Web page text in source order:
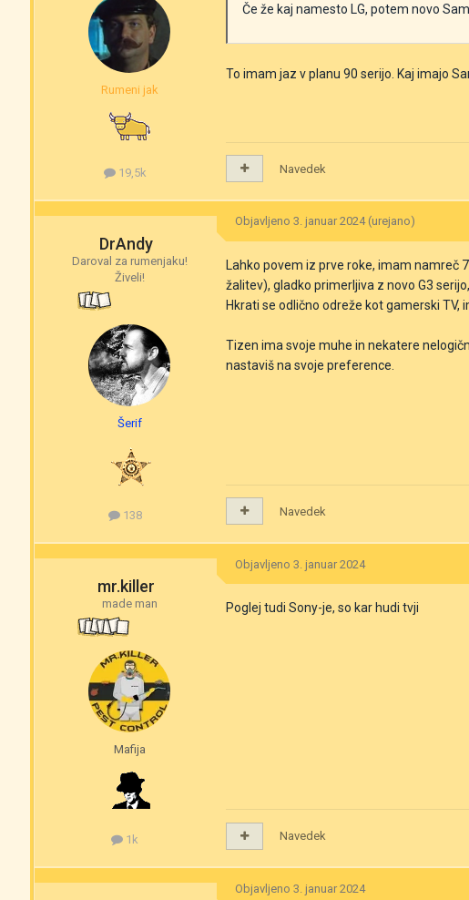
Rumeni jak
19,5k
Če že kaj namesto LG, potem novo
To imam jaz v planu 90 serijo. Kaj imajo
Navedek
DrAndy
Daroval za rumenjaku!
Živeli!
Šerif
138
Objavljeno3. januar 2024 (urejano)
Lahko povem iz prve roke, imam namreč
žalitev), gladko primerljiva z novo G3
Hkrati se odlično odreže kot gamerski
Tizen ima svoje muhe in nekatere
nastaviš na svoje preference.
Navedek
mr.killer
made man
Mafija
1k
Objavljeno3. januar 2024
Poglej tudi Sony-je, so kar hudi tvji
Navedek
Objavljeno3. januar 2024